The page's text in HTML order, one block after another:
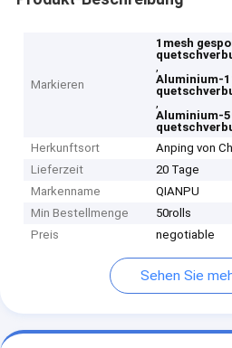
Markieren
1mesh
,
Aluminium-
,
Aluminium-
Herkunftsort
Anping von
Lieferzeit
20 Tage
Markenname
QIANPU
Min Bestellmenge
50rolls
Preis
negotiable
Sehen Sie